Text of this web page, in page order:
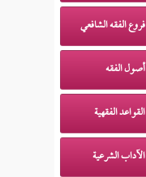
فروع الفقه الشافعي
أصول الفقه
القواعد الفقهية
الآداب الشرعية